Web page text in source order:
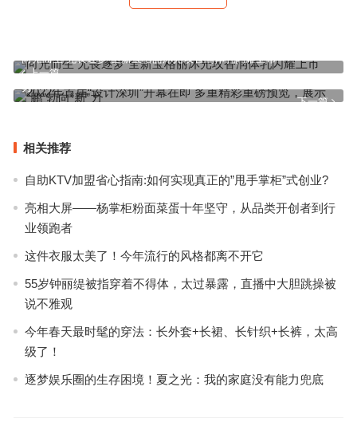
上一篇
向光而生 无畏逐梦 全新宝格丽沐光玫香润体乳闪耀上市
下一篇
2022年首届“设计深圳”开幕在即 多重精彩重磅预览，展示“鹏”勃向“新”
力
相关推荐
自助KTV加盟省心指南:如何实现真正的”甩手掌柜”式创业?
亮相大屏——杨掌柜粉面菜蛋十年坚守，从品类开创者到行
业领跑者
这件衣服太美了！今年流行的风格都离不开它
55岁钟丽缇被指穿着不得体，太过暴露，直播中大胆跳操被
说不雅观
今年春天最时髦的穿法：长外套+长裙、长针织+长裤，太高
级了！
逐梦娱乐圈的生存困境！夏之光：我的家庭没有能力兜底